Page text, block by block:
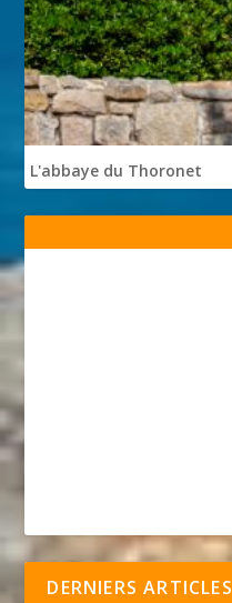
L'abbaye du Thoronet
DERNIERS ARTICLES